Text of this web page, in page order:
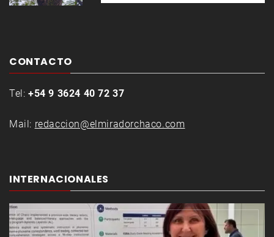
CONTACTO
Tel: +54 9 3624 40 72 37
Mail: redaccion@elmiradorchaco.com
INTERNACIONALES